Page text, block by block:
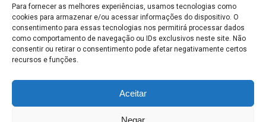
Para fornecer as melhores experiências, usamos tecnologias como
cookies para armazenar e/ou acessar informações do dispositivo. O
consentimento para essas tecnologias nos permitirá processar dados
como comportamento de navegação ou IDs exclusivos neste site. Não
consentir ou retirar o consentimento pode afetar negativamente certos
recursos e funções.
Aceitar
Negar
MAPA DO SITE